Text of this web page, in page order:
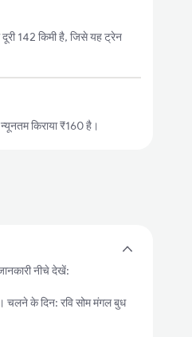
142 किमी है, जिसे यह ट्रेन
किराया ₹160 है।
नीचे देखें:
चलने के दिन: रवि सोम मंगल बुध